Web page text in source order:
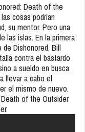
Death of the
cosas podrían
su mentor. Pero una
las islas. En la primera
Dishonored, Bill
contra el bastardo
a sueldo en busca
llevar a cabo el
el mismo de nuevo.
of the Outsider